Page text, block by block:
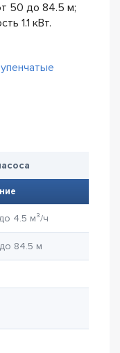
50 до 84.5 м;
1.1 кВт.
4.5 м³/ч
84.5 м